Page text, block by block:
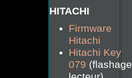
HITACHI
Firmware
Hitachi
Hitachi Key
079 (flashage